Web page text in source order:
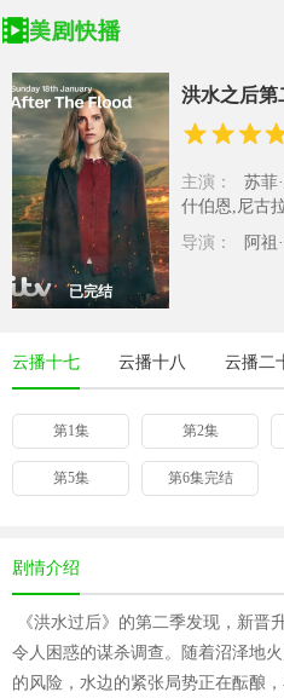
已完结
洪水之后第
主演：
苏菲
什伯恩,尼古
导演：
阿祖
云播十七 云播十八 云播二
第1集 第2集
第5集 第6集完结
剧情介绍
《洪水过后》的第二季发现，新晋
令人困惑的谋杀调查。随着沼泽地
的风险，水边的紧张局势正在酝酿